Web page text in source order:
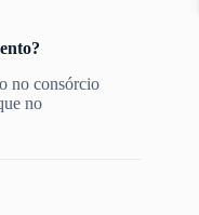
no consórcio
no